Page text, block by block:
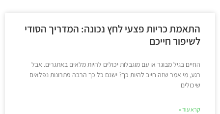
התאמת כריות פצעי לחץ נכונה: המדריך הסודי
לשיפור חייכם
החיים בגיל מבוגר או עם מוגבלות יכולים להיות מלאים באתגרים. אבל
רגע, מי אמר שזה חייב להיות כך? ישנם כל כך הרבה פתרונות נפלאים
שיכולים
קרא עוד »